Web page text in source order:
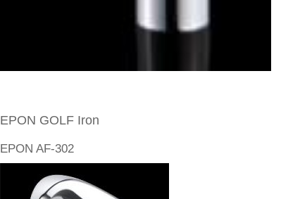
EPON GOLF Iron
EPON AF-302